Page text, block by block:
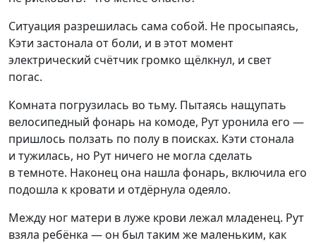
Ситуация разрешилась сама собой. Не просыпаясь,
Кэти застонала от боли, и в этот момент
электрический счётчик громко щёлкнул, и свет
погас.
Комната погрузилась во тьму. Пытаясь нащупать
велосипедный фонарь на комоде, Рут уронила его —
пришлось ползать по полу в поисках. Кэти стонала
и тужилась, но Рут ничего не могла сделать
в темноте. Наконец она нашла фонарь, включила его
подошла к кровати и отдёрнула одеяло.
Между ног матери в луже крови лежал младенец. Рут
взяла ребёнка — он был таким же маленьким, как